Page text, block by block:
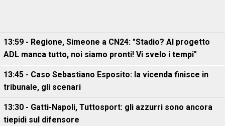
13:59 - Regione, Simeone a CN24: "Stadio? Al progetto
ADL manca tutto, noi siamo pronti! Vi svelo i tempi"
13:45 - Caso Sebastiano Esposito: la vicenda finisce in
tribunale, gli scenari
13:30 - Gatti-Napoli, Tuttosport: gli azzurri sono ancora
tiepidi sul difensore